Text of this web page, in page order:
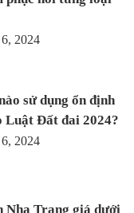
2024
sử dụng ổn định
Luật Đất đai 2024?
2024
Nha Trang giá dưới